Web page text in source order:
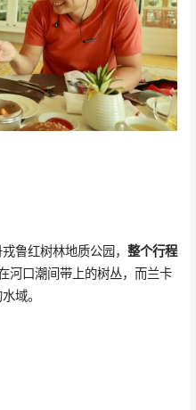
鲁红树林地质公园， 整个行程
河口潮间带上的树丛，而兰卡
域。